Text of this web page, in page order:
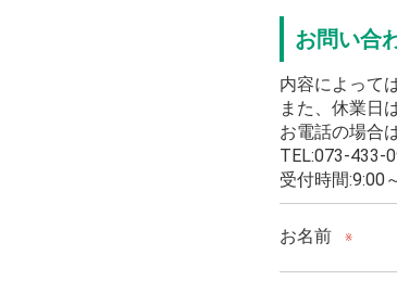
お問い合
内容によって
また、休業日
お電話の場合
TEL:073-433-
受付時間:9:00
お名前 ※